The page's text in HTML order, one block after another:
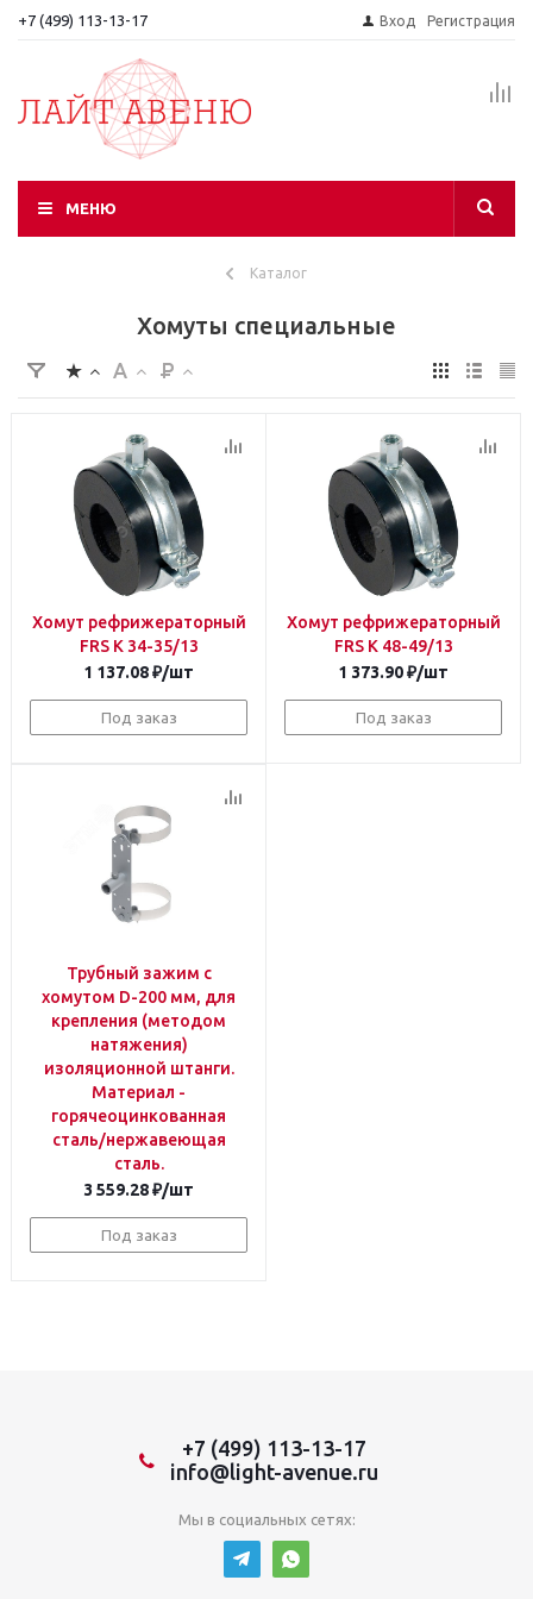
+7 (499) 113-13-17 Вход Регистрация
МЕНЮ
Каталог
Хомуты специальные
Хомут рефрижераторный
FRS K 34-35/13
1 137.08₽/шт
Под заказ
Хомут рефрижераторный
FRS K 48-49/13
1 373.90₽/шт
Под заказ
Трубный зажим с
хомутом D-200 мм, для
крепления (методом
натяжения)
изоляционной штанги.
Материал -
горячеоцинкованная
сталь/нержавеющая
сталь.
3 559.28₽/шт
Под заказ
+7 (499) 113-13-17
info@light-avenue.ru
Мы в социальных сетях: